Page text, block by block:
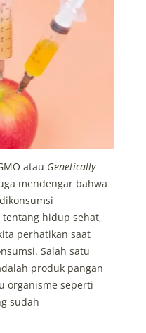
atau Genetically
mendengar bahwa
tentang hidup sehat,
perhatikan saat
Salah satu
produk pangan
organisme seperti
sudah